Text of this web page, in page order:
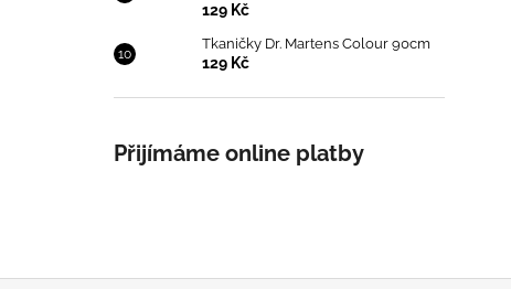
129 Kč
Tkaničky Dr. Martens Colour 90cm
129 Kč
Přijímáme online platby